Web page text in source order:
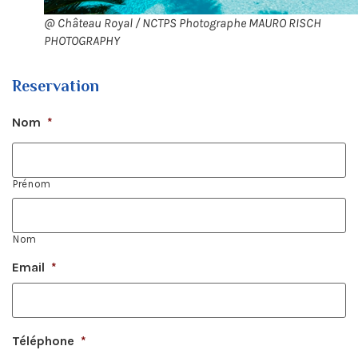
@ Château Royal / NCTPS Photographe MAURO RISCH
PHOTOGRAPHY
Reservation
Nom *
Prénom
Nom
Email *
Téléphone *